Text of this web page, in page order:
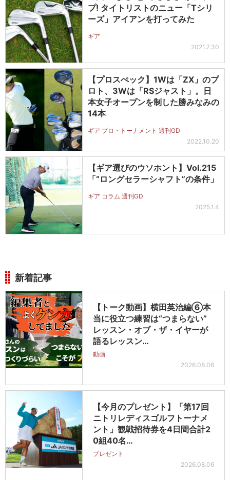
プ! タイトリストのニュー「Tシリ
ーズ」アイアンを打ってみた
ギア
2021.7.30
【プロスぺック】1Wは「ZX」のプ
ロト、3Wは「RSジャスト」。日
本女子オープンを制した勝みなみの
14本
ギア プロ・トーナメント 週刊GD
2022.10.20
【ギア選びのウソホント】Vol.215
「“ロングセラーシャフト”の条件」
ギア コラム 週刊GD
2025.1.4
新着記事
【トーク動画】横田英治編⑥本
当に役立つ練習は“つまらない”
レッスン・オブ・ザ・イヤーが
語るレッスン…
動画
2026.08.06
【今月のプレゼント】「第17回
ニトリレディスゴルフトーナメ
ント」観戦招待券を4日間合計2
0組40名…
プレゼント
2026.08.06